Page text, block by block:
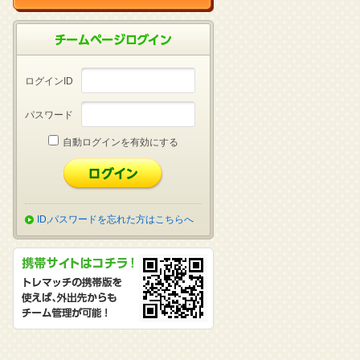
ログインID
パスワード
自動ログインを有効にする
ID,パスワードを忘れた方はこちらへ